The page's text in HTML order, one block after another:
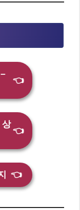
👈
상
👈
지👈